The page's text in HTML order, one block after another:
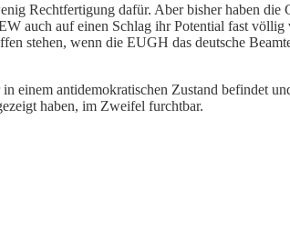
Rechtfertigung dafür. Aber bisher haben
auch auf einen Schlag ihr Potential fast
stehen, wenn die EUGH das deutsche
antidemokratischen Zustand befindet
haben, im Zweifel furchtbar.